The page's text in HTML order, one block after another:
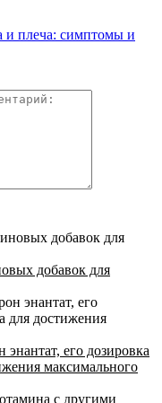
и плеча: симптомы и
добавок для
его дозировка
максимального